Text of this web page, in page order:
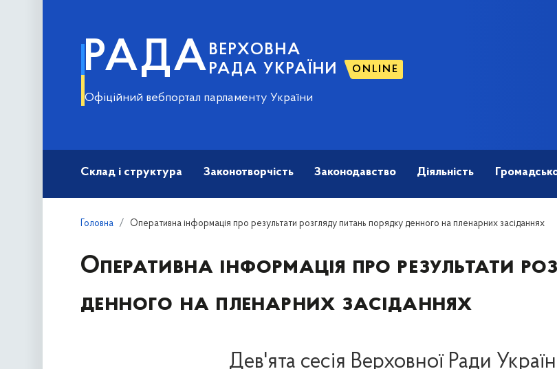
РАДА ВЕРХОВНА
РАДА УКРАЇНИ
ONLINE
Офіційний вебпортал парламенту України
Склад і структура Законотворчість Законодавство Діяльність
Головна Оперативна інформація про результати розгляду питань порядку денного на пленарних засіданнях
Оперативна інформація про результати
денного на пленарних засіданнях
Дев'ята сесія Верховної Ради